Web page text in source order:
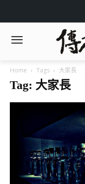
Home Tags 大家長
Tag: 大家長